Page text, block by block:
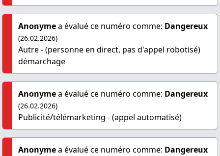
Anonymea évalué ce numéro comme: Dangereux
(26.02.2026)
Autre - (personne en direct, pas d'appel robotisé)
démarchage
Anonymea évalué ce numéro comme: Dangereux
(26.02.2026)
Publicité/télémarketing - (appel automatisé)
Anonymea évalué ce numéro comme: Dangereux